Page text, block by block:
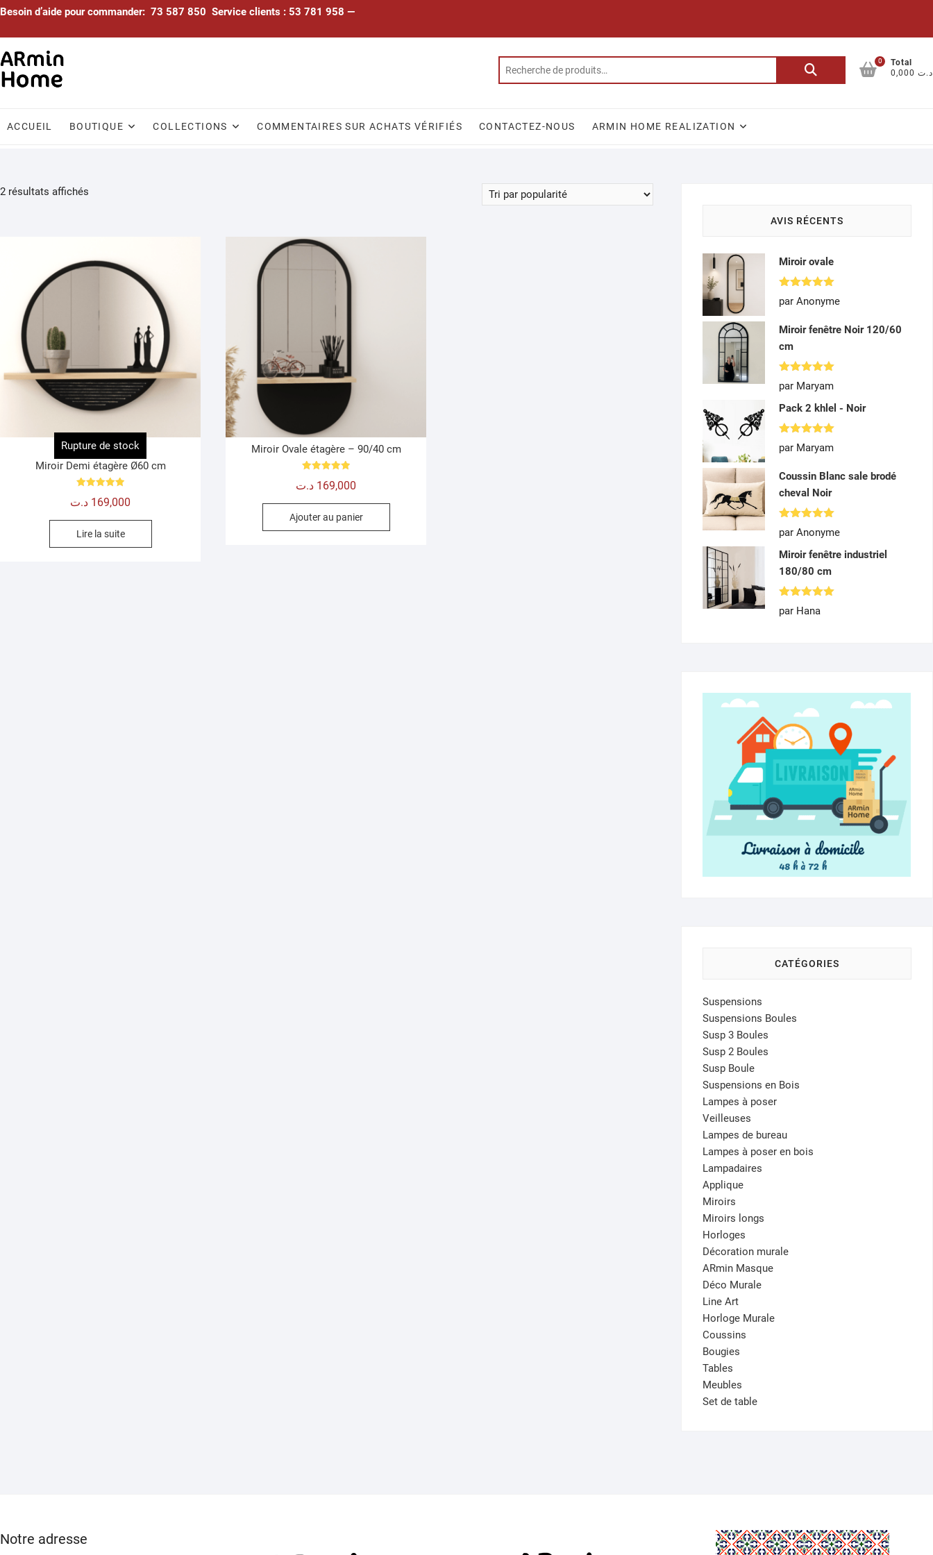
Skip
content
Besoin d’aide pour commander: 73 587 850 Service clients : 53 781 958 —
Recherche
0
Total
0,000 د.ت
ACCUEIL BOUTIQUE COLLECTIONS COMMENTAIRES SUR ACHATS VÉRIFIÉS CONTACTEZ-NOUS ARMIN HOME REALIZATION
2 résultats affichés
Rupture de stock
Miroir Demi étagère Ø60 cm
5.00
169,000 د.ت
Lire la suite
Miroir Ovale étagère – 90/40 cm
5.00
169,000 د.ت
Ajouter au panier
AVIS RÉCENTS
Miroir ovale
Note
sur 5
par Anonyme
Miroir fenêtre Noir 120/60
cm
Note
sur 5
par Maryam
Pack 2 khlel - Noir
Note
sur 5
par Maryam
Coussin Blanc sale brodé
cheval Noir
Note
sur 5
par Anonyme
Miroir fenêtre industriel
180/80 cm
Note
sur 5
par Hana
CATÉGORIES
Suspensions
Suspensions Boules
Susp 3 Boules
Susp 2 Boules
Susp Boule
Suspensions en Bois
Lampes à poser
Veilleuses
Lampes de bureau
Lampes à poser en bois
Lampadaires
Applique
Miroirs
Miroirs longs
Horloges
Décoration murale
ARmin Masque
Déco Murale
Line Art
Horloge Murale
Coussins
Bougies
Tables
Meubles
Set de table
Notre adresse